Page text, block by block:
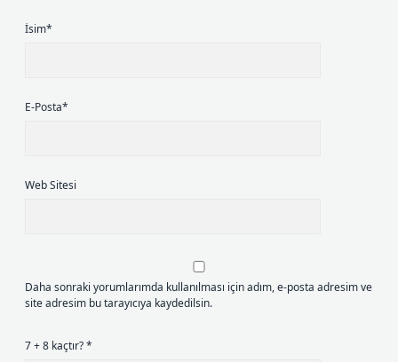
İsim*
E-Posta*
Web Sitesi
Daha sonraki yorumlarımda kullanılması için adım, e-posta adresim ve
site adresim bu tarayıcıya kaydedilsin.
7 + 8 kaçtır?*